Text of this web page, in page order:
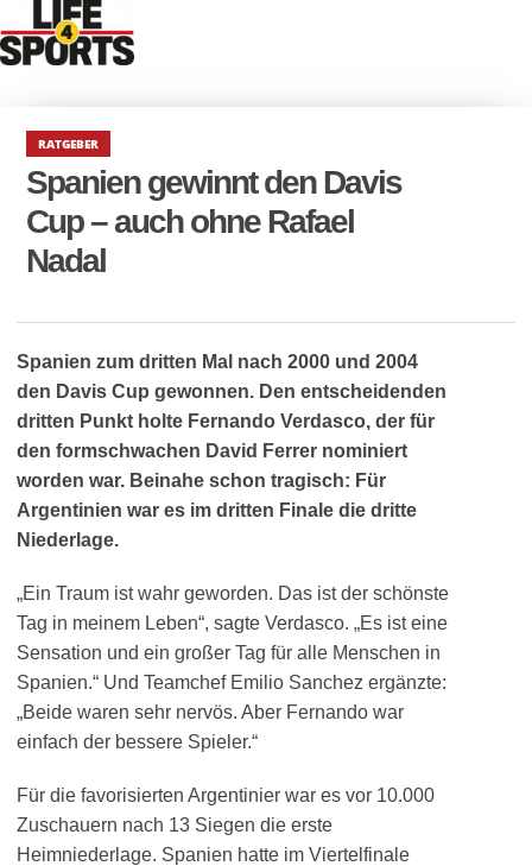
RATGEBER
Spanien gewinnt den Davis
Cup – auch ohne Rafael
Nadal
Spanien zum dritten Mal nach 2000 und 2004
den Davis Cup gewonnen. Den entscheidenden
dritten Punkt holte Fernando Verdasco, der für
den formschwachen David Ferrer nominiert
worden war. Beinahe schon tragisch: Für
Argentinien war es im dritten Finale die dritte
Niederlage.
„Ein Traum ist wahr geworden. Das ist der schönste
Tag in meinem Leben“, sagte Verdasco. „Es ist eine
Sensation und ein großer Tag für alle Menschen in
Spanien.“ Und Teamchef Emilio Sanchez ergänzte:
„Beide waren sehr nervös. Aber Fernando war
einfach der bessere Spieler.“
Für die favorisierten Argentinier war es vor 10.000
Zuschauern nach 13 Siegen die erste
Heimniederlage. Spanien hatte im Viertelfinale